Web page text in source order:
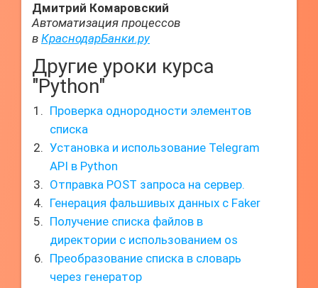
Дмитрий Комаровский
Автоматизация процессов
в КраснодарБанки.ру
Другие уроки курса
"Python"
Проверка однородности элементов
списка
Установка и использование Telegram
API в Python
Отправка POST запроса на сервер.
Генерация фальшивых данных с Faker
Получение списка файлов в
директории с использованием os
Преобразование списка в словарь
через генератор